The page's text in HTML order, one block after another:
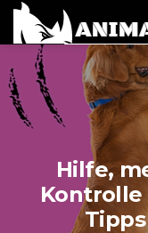
Hilfe,
Kontrolle